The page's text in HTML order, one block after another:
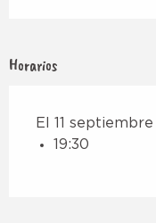
Horarios
El 11
19:30